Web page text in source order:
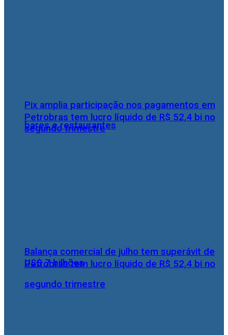
Pix amplia participação nos pagamentos em
bares e restaurantes
Petrobras tem lucro líquido de R$ 52,4 bi no
segundo trimestre
Petrobras tem lucro líquido de R$ 52,4 bi no
segundo trimestre
Balança comercial de julho tem superávit de
US$ 7 bilhões